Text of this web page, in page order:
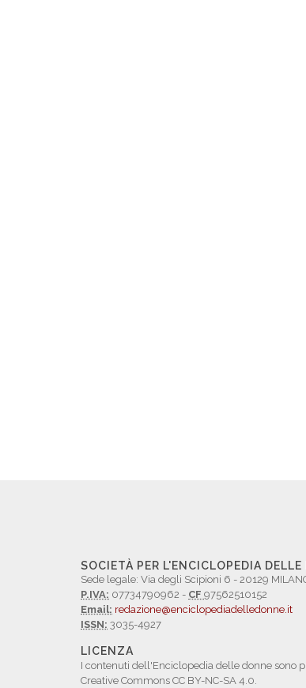
SOCIETÀ PER L'ENCICLOPEDIA DELLE
Sede legale: Via degli Scipioni 6 - 20129
P.IVA: 07734790962 - CF 97562510152
Email: redazione@enciclopediadelledonne.it
ISSN: 3035-4927
LICENZA
I contenuti dell'Enciclopedia delle donne sono
Creative Commons CC BY-NC-SA 4.0.